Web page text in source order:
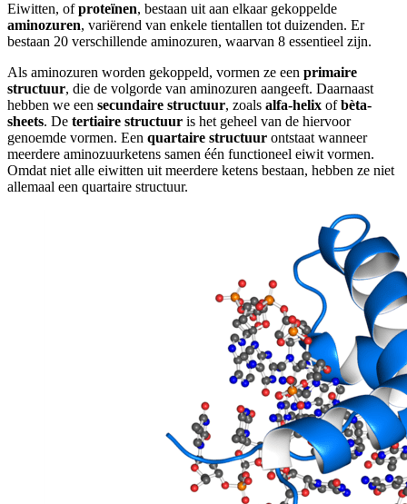
Eiwitten, ofproteïnen, bestaan uit aan elkaar gekoppelde
aminozuren, variërend van enkele tientallen tot duizenden. Er
bestaan 20 verschillende aminozuren, waarvan 8 essentieel zijn.
Als aminozuren worden gekoppeld, vormen ze een primaire
structuur, die de volgorde van aminozuren aangeeft. Daarnaast
hebben we een secundaire structuur, zoals alfa-helix ofbèta-
sheets. De tertiaire structuur is het geheel van de hiervoor
genoemde vormen. Een quartaire structuur ontstaat wanneer
meerdere aminozuurketens samen één functioneel eiwit vormen.
Omdat niet alle eiwitten uit meerdere ketens bestaan, hebben ze niet
allemaal een quartaire structuur.